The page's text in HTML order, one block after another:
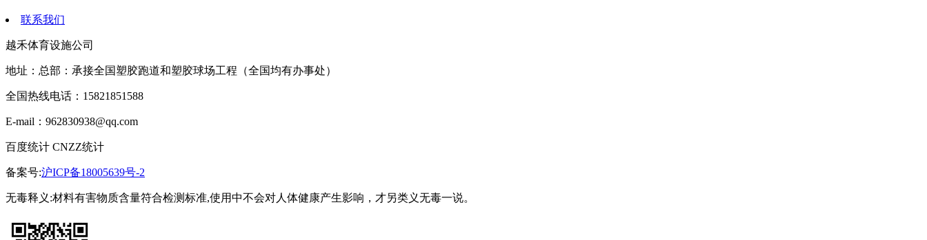
联系我们
越禾体育设施公司
地址：总部：承接全国塑胶跑道和塑胶球场工程（全国均有办事处）
全国热线电话：15821851588
E-mail：962830938@qq.com
百度统计 CNZZ统计
备案号:沪ICP备18005639号-2
无毒释义:材料有害物质含量符合检测标准,使用中不会对人体健康产生影响，才另类义无毒一说。